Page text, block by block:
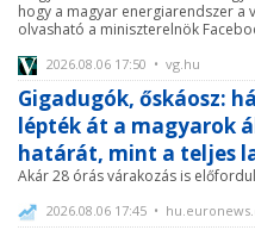
hogy a magyar energiarendszer a
olvasható a miniszterelnök
2026.08.06 17:50 • vg.hu
Gigadugók, őskáosz:
lépték át a magyarok
határát, mint a teljes
Akár 28 órás várakozás is
2026.08.06 17:45 •